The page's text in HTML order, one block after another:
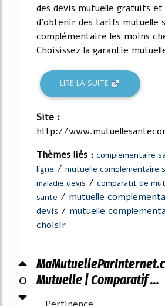
des devis mutuelle gratuits
d'obtenir des tarifs mutuelle
complémentaire les moins
Choisissez la garantie
LIRE LA SUITE
Site :
http://
Thèmes liés : complementaire
ligne / mutuelle complementaire
maladie devis / comparatif de
sante / mutuelle
devis / mutuelle
choisir
0
Mutuelle | Comparatif ...